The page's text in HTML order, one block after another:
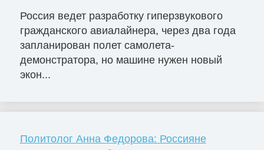
Россия ведет разработку гиперзвукового
гражданского авиалайнера, через два года
запланирован полет самолета-
демонстратора, но машине нужен новый
экон...
Политолог Анна Федорова: Россияне